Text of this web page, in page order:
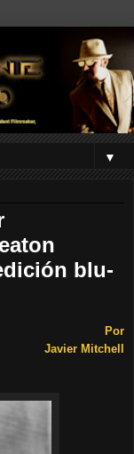
▼
blu-
Por
Javier Mitchell